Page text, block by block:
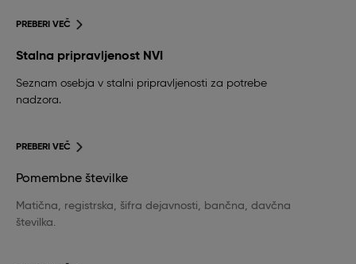
PREBERI VEČ
Stalna pripravljenost NVI
Seznam osebja v stalni pripravljenosti za potrebe
nadzora.
PREBERI VEČ
Pomembne številke
Matična, registrska, šifra dejavnosti, bančna, davčna
številka.